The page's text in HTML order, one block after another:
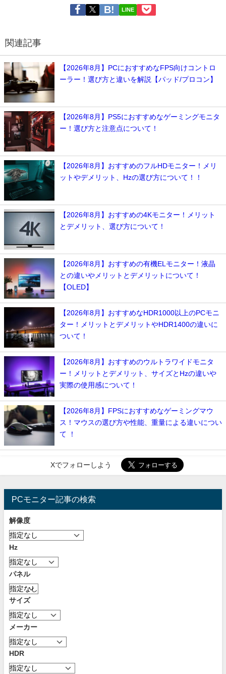
LINE
関連記事
【2026年8月】PCにおすすめなFPS向けコントロ
ーラー！選び方と違いを解説【パッド/プロコン】
【2026年8月】PS5におすすめなゲーミングモニタ
ー！選び方と注意点について！
【2026年8月】おすすめのフルHDモニター！メリ
ットやデメリット、Hzの選び方について！！
【2026年8月】おすすめの4Kモニター！メリット
とデメリット、選び方について！
【2026年8月】おすすめの有機ELモニター！液晶
との違いやメリットとデメリットについて！
【OLED】
【2026年8月】おすすめなHDR1000以上のPCモニ
ター！メリットとデメリットやHDR1400の違いに
ついて！
【2026年8月】おすすめのウルトラワイドモニタ
ー！メリットとデメリット、サイズとHzの違いや
実際の使用感について！
【2026年8月】FPSにおすすめなゲーミングマウ
ス！マウスの選び方や性能、重量による違いについ
て ！
Xでフォローしよう
PCモニター記事の検索
解像度
Hz
パネル
サイズ
メーカー
HDR